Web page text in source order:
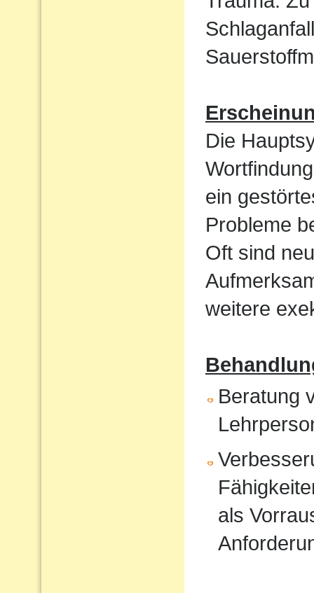
Die
ein
Probleme
Oft sind
weitere
Beratung
als